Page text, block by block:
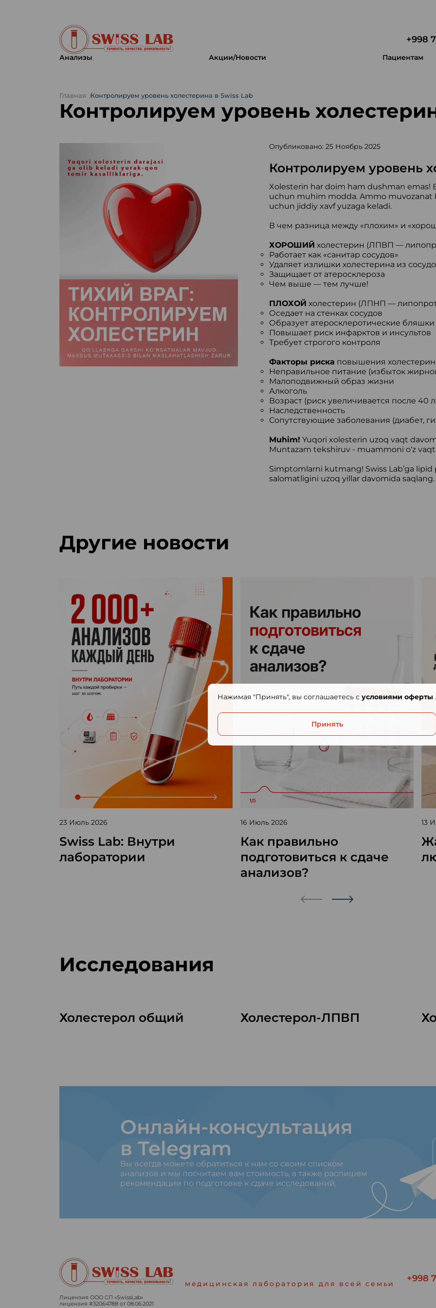
+998
Анализы Акции/Новости Пациентам
Главная Контролируем уровень холестерина в Swiss Lab
Контролируем уровень
Опубликовано: 25 Ноябрь 2025
Контролируем уровень
Xolesterin har doim ham dushman emas!
uchun muhim modda. Ammo muvozanat
uchun jiddiy xavf yuzaga keladi.
В чем разница между «плохим» и
ХОРОШИЙ холестерин (ЛПВП —
Работает как «санитар сосудов»
Удаляет излишки холестерина из
Защищает от атеросклероза
Чем выше — тем лучше!
ПЛОХОЙ холестерин (ЛПНП —
Оседает на стенках сосудов
Образует атеросклеротические бляшки
Повышает риск инфарктов и инсультов
Требует строгого контроля
Факторы риска повышения
Неправильное питание (избыток
Малоподвижный образ жизни
Алкоголь
Возраст (риск увеличивается после 40
Наследственность
Сопутствующие заболевания (диабет,
Muhim! Yuqori xolesterin uzoq vaqt
Muntazam tekshiruv - muammoni o‘z
Simptomlarni kutmang! Swiss Lab’ga
salomatligini uzoq yillar davomida saqlang.
Другие новости
23 Июль 2026
Swiss Lab: Внутри
лаборатории
16 Июль 2026
Как правильно
подготовиться к сдаче
анализов?
13
Исследования
Холестерол общий Холестерол-ЛПВП
Онлайн-консультация
в Telegram
Вы всегда можете обратиться к нам со своим списком
анализов и мы посчитаем вам стоимость, а также распишем
рекомендации по подготовке к сдаче исследований.
Нажимая "Принять", вы соглашаетесь с условиями оферты .
Принять
медицинская лаборатория для всей семьи +998
Лицензия ООО СП «SwissLab»
лицензия #32064788 от 08.06.2021